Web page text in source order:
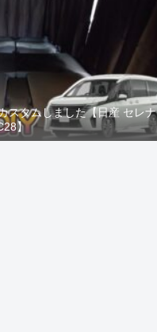
スタムしました【日産 セレナ
】